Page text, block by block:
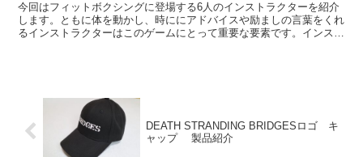
今回はフィットボクシングに登場する6人のインストラクターを紹介
します。ともに体を動かし、時ににアドバイスや励ましの言葉をくれ
るインストラクターはこのゲームにとって重要な要素です。インスト
DEATH STRANDING BRIDGESロゴ キ
ャップ 製品紹介